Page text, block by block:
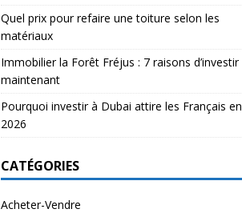
Quel prix pour refaire une toiture selon les
matériaux
Immobilier la Forêt Fréjus : 7 raisons d’investir
maintenant
Pourquoi investir à Dubai attire les Français en
2026
CATÉGORIES
Acheter-Vendre